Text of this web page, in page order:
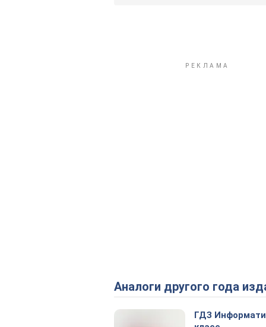
Аналоги другого года
ГДЗ